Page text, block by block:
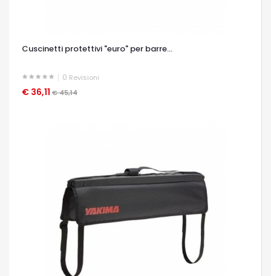
Cuscinetti protettivi "euro" per barre...
0 Revisioni
€ 36,11 € 45,14
OCCHIATA VELOCE